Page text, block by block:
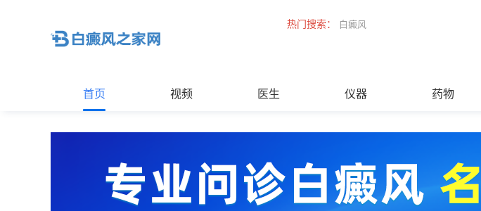
热门搜索： 白癜风
首页 视频 医生 仪器 药物